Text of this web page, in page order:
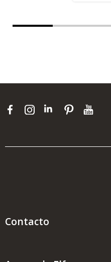
Contacto